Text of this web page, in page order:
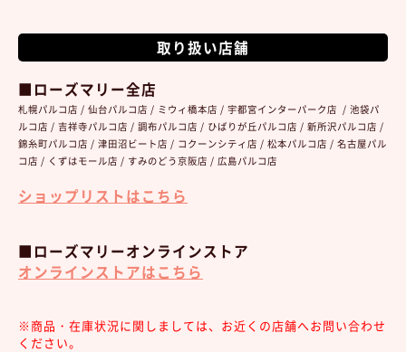
取り扱い店舗
■ローズマリー全店
札幌パルコ店 / 仙台パルコ店 / ミウィ橋本店 / 宇都宮インターパーク店 / 池袋パ
ルコ店 / 吉祥寺パルコ店 / 調布パルコ店 / ひばりが丘パルコ店 / 新所沢パルコ店 /
錦糸町パルコ店 / 津田沼ビート店 / コクーンシティ店 / 松本パルコ店 / 名古屋パル
コ店 / くずはモール店 / すみのどう京阪店 / 広島パルコ店
ショップリストはこちら
■ローズマリーオンラインストア
オンラインストアはこちら
※商品・在庫状況に関しましては、お近くの店舗へお問い合わせ
ください。